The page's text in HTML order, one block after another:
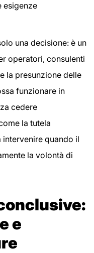
esigenze
una decisione: è un
operatori, consulenti
la presunzione delle
funzionare in
cedere
la tutela
quando il
la volontà di
e